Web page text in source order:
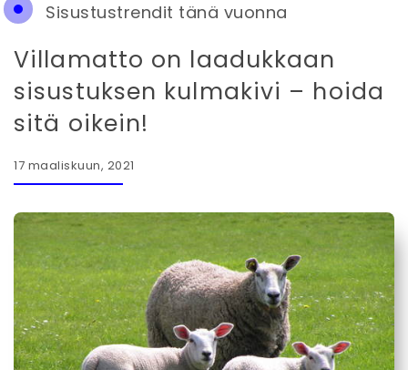
Sisustustrendit tänä vuonna
Villamatto on laadukkaan
sisustuksen kulmakivi – hoida
sitä oikein!
17 maaliskuun, 2021